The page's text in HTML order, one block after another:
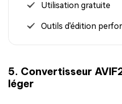
Utilisation gratuite
Outils d'édition
5. Convertisseur
léger